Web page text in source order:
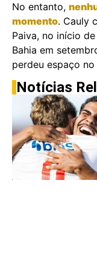
No entanto,
momento. Cauly
Paiva, no início
Bahia em
perdeu espaço
Notícias